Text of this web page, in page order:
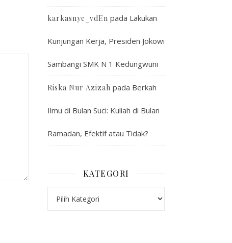
karkasnye_vdEn pada Lakukan
Kunjungan Kerja, Presiden Jokowi
Sambangi SMK N 1 Kedungwuni
Riska Nur Azizah pada Berkah
Ilmu di Bulan Suci: Kuliah di Bulan
Ramadan, Efektif atau Tidak?
KATEGORI